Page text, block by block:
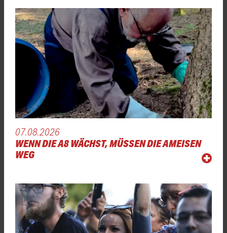
07.08.2026
WENN DIE A8 WÄCHST, MÜSSEN DIE AMEISEN
WEG